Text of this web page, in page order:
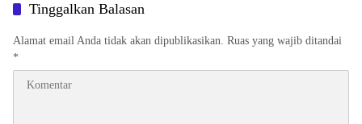
Tinggalkan Balasan
Alamat email Anda tidak akan dipublikasikan. Ruas yang wajib ditandai
*